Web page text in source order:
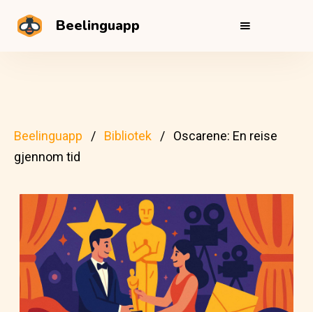
Beelinguapp
Beelinguapp Bibliotek
Oscarene: En reise
gjennom tid